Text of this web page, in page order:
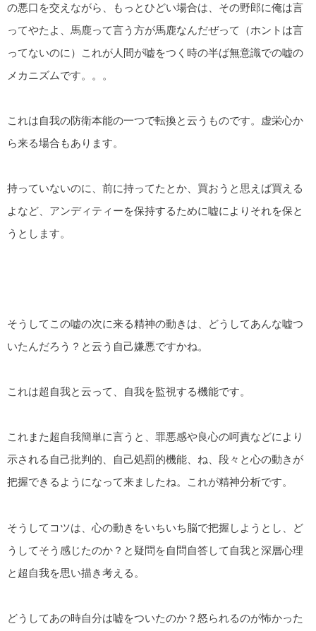
の悪口を交えながら、もっとひどい場合は、その野郎に俺は言
ってやたよ、馬鹿って言う方が馬鹿なんだぜって（ホントは言
ってないのに）これが人間が嘘をつく時の半ば無意識での嘘の
メカニズムです。。。
これは自我の防衛本能の一つで転換と云うものです。虚栄心か
ら来る場合もあります。
持っていないのに、前に持ってたとか、買おうと思えば買える
よなど、アンディティーを保持するために嘘によりそれを保と
うとします。
そうしてこの嘘の次に来る精神の動きは、どうしてあんな嘘つ
いたんだろう？と云う自己嫌悪ですかね。
これは超自我と云って、自我を監視する機能です。
これまた超自我簡単に言うと、罪悪感や良心の呵責などにより
示される自己批判的、自己処罰的機能、ね、段々と心の動きが
把握できるようになって来ましたね。これが精神分析です。
そうしてコツは、心の動きをいちいち脳で把握しようとし、ど
うしてそう感じたのか？と疑問を自問自答して自我と深層心理
と超自我を思い描き考える。
どうしてあの時自分は嘘をついたのか？怒られるのが怖かった